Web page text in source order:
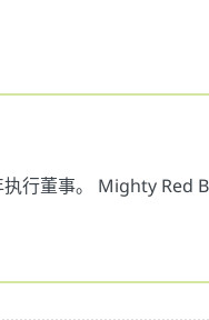
行董事。 Mighty Red